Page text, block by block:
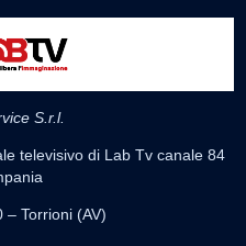
S.r.l.
televisivo di Lab Tv canale 84
– Torrioni (AV)